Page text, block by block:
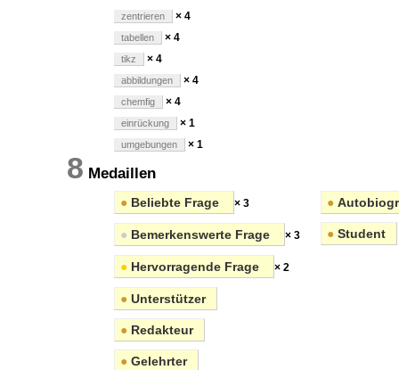
zentrieren × 4
tabellen × 4
tikz × 4
abbildungen × 4
chemfig × 4
einrückung × 1
umgebungen × 1
8 Medaillen
● Beliebte Frage × 3
● Bemerkenswerte Frage × 3
● Hervorragende Frage × 2
● Unterstützer
● Redakteur
● Gelehrter
●
● Student